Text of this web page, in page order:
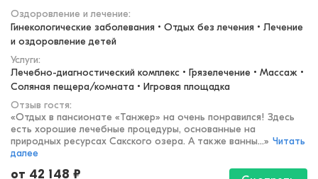
Оздоровление и лечение:
Гинекологические заболевания • Отдых без лечения • Лечение
и оздоровление детей
Услуги:
Лечебно-диагностический комплекс • Грязелечение • Массаж •
Соляная пещера/комната • Игровая площадка
Отзыв гостя:
«Отдых в пансионате «Танжер» на очень понравился! Здесь
есть хорошие лечебные процедуры, основанные на
природных ресурсах Сакского озера. А также ванны...» Читать
далее
от 42 148 ₽